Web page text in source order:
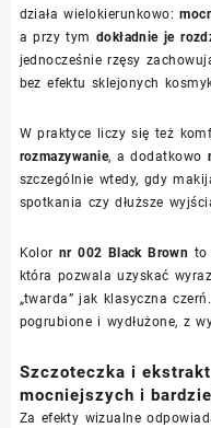
działa wielokierunkowo:
a przy tym dokładnie je
jednocześnie rzęsy
bez efektu sklejonych
W praktyce liczy się też
rozmazywanie, a dodatkowo
szczególnie wtedy, gdy
spotkania czy dłuższe
Kolor nr 002 Black Brown to
która pozwala uzyskać
„twarda” jak klasyczna
pogrubione i wydłużone, z
Szczoteczka i
mocniejszych i
Za efekty wizualne